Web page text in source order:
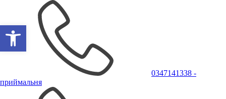
0347141338 -
приймальня
Відкрити Панель інструментів